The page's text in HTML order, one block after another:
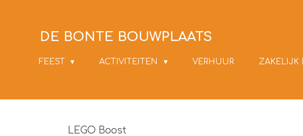
hoofdinhoud
DE BONTE BOUWPLAATS
FEEST ACTIVITEITEN VERHUUR ZAKELIJK
LEGO Boost